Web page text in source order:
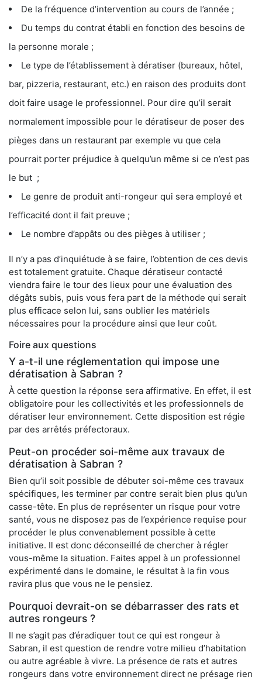
De la fréquence d’intervention au cours de l’année ;
Du temps du contrat établi en fonction des besoins de
la personne morale ;
Le type de l’établissement à dératiser (bureaux, hôtel,
bar, pizzeria, restaurant, etc.) en raison des produits dont
doit faire usage le professionnel. Pour dire qu’il serait
normalement impossible pour le dératiseur de poser des
pièges dans un restaurant par exemple vu que cela
pourrait porter préjudice à quelqu’un même si ce n’est pas
le but ;
Le genre de produit anti-rongeur qui sera employé et
l’efficacité dont il fait preuve ;
Le nombre d’appâts ou des pièges à utiliser ;
Il n’y a pas d’inquiétude à se faire, l’obtention de ces devis
est totalement gratuite. Chaque dératiseur contacté
viendra faire le tour des lieux pour une évaluation des
dégâts subis, puis vous fera part de la méthode qui serait
plus efficace selon lui, sans oublier les matériels
nécessaires pour la procédure ainsi que leur coût.
Foire aux questions
Y a-t-il une réglementation qui impose une
dératisation à Sabran ?
À cette question la réponse sera affirmative. En effet, il est
obligatoire pour les collectivités et les professionnels de
dératiser leur environnement. Cette disposition est régie
par des arrêtés préfectoraux.
Peut-on procéder soi-même aux travaux de
dératisation à Sabran ?
Bien qu’il soit possible de débuter soi-même ces travaux
spécifiques, les terminer par contre serait bien plus qu’un
casse-tête. En plus de représenter un risque pour votre
santé, vous ne disposez pas de l’expérience requise pour
procéder le plus convenablement possible à cette
initiative. Il est donc déconseillé de chercher à régler
vous-même la situation. Faites appel à un professionnel
expérimenté dans le domaine, le résultat à la fin vous
ravira plus que vous ne le pensiez.
Pourquoi devrait-on se débarrasser des rats et
autres rongeurs ?
Il ne s’agit pas d’éradiquer tout ce qui est rongeur à
Sabran, il est question de rendre votre milieu d’habitation
ou autre agréable à vivre. La présence de rats et autres
rongeurs dans votre environnement direct ne présage rien